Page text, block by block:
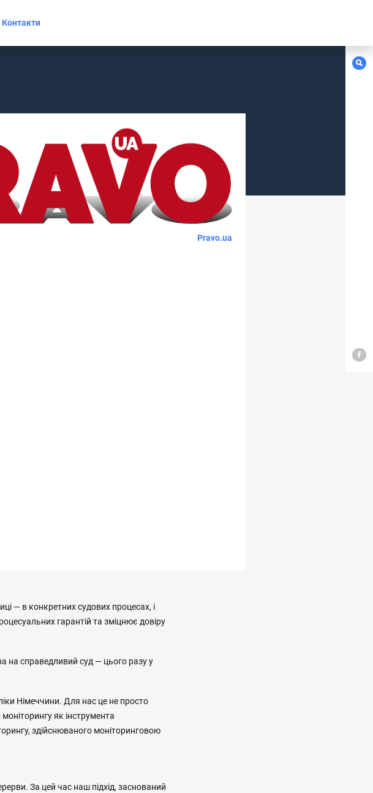
Контакти
Pravo.ua
— в конкретних судових процесах, і
гарантій та зміцнює довіру
на справедливий суд — цього разу у
Німеччини. Для нас це не просто
як інструмента
здійснюваного моніторинговою
За цей час наш підхід, заснований